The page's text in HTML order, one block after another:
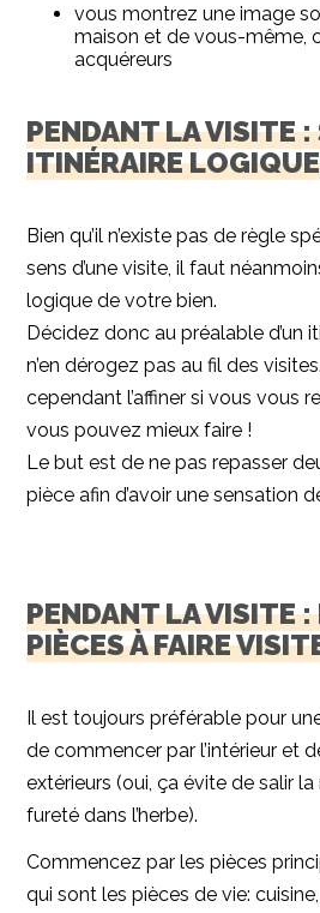
vous montrez une image
maison et de vous-même,
acquéreurs
PENDANT LA VISITE
ITINÉRAIRE LOGIQUE
Bien qu’il n’existe pas de règle
sens d’une visite, il faut
logique de votre bien.
Décidez donc au préalable d’un
n’en dérogez pas au fil des
cependant l’affiner si vous vous
vous pouvez mieux faire !
Le but est de ne pas repasser
pièce afin d’avoir une sensation
PENDANT LA VISITE :
PIÈCES À FAIRE
Il est toujours préférable pour
de commencer par l’intérieur et
extérieurs (oui, ça évite de salir
fureté dans l’herbe).
Commencez par les pièces
qui sont les pièces de vie: